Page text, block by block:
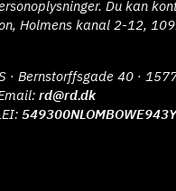
Du kan
Holmens kanal 2-12,
· Bernstorffsgade 40 ·
rd@rd.dk